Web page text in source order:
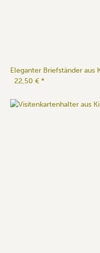
Eleganter Briefständer aus
22,50 € *